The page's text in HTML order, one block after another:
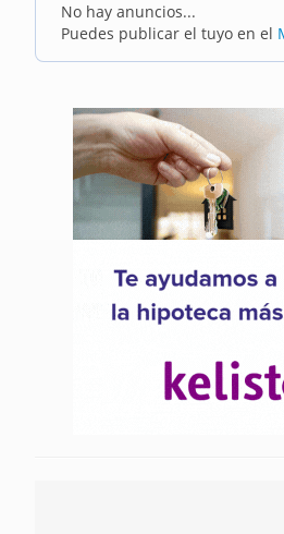
No hay anuncios...
Puedes publicar el tuyo en el